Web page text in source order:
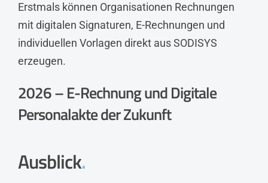
Erstmals können Organisationen Rechnungen
mit digitalen Signaturen, E-Rechnungen und
individuellen Vorlagen direkt aus SODISYS
erzeugen.
2026 – E-Rechnung und Digitale
Personalakte der Zukunft
Ausblick.